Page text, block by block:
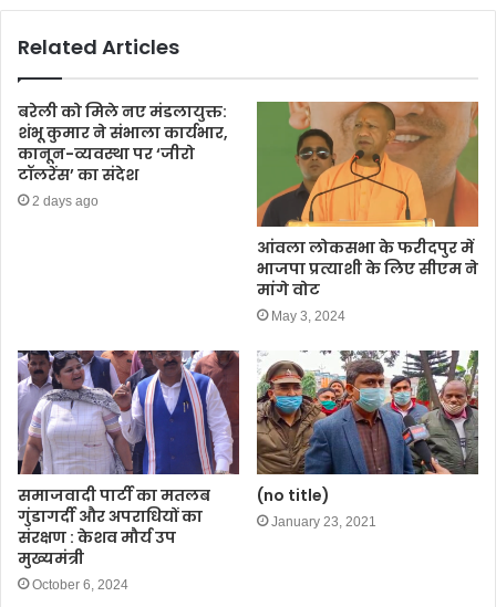
k
Related Articles
बरेली को मिले नए मंडलायुक्त:
शंभू कुमार ने संभाला कार्यभार,
कानून-व्यवस्था पर ‘जीरो
टॉलरेंस’ का संदेश
2 days ago
आंवला लोकसभा के फरीदपुर में
भाजपा प्रत्याशी के लिए सीएम ने
मांगे वोट
May 3, 2024
समाजवादी पार्टी का मतलब
गुंडागर्दी और अपराधियों का
संरक्षण : केशव मौर्य उप
मुख्यमंत्री
October 6, 2024
(no title)
January 23, 2021